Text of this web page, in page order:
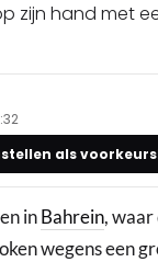
zijn hand met
als
inBahrein,
wegens een